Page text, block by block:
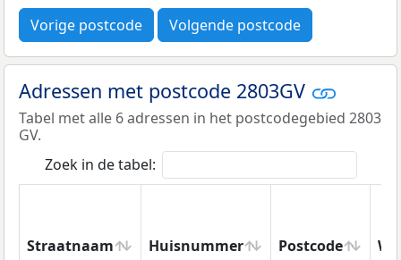
Vorige postcode Volgende postcode
Adressen met postcode 2803GV
Tabel met alle 6 adressen in het postcodegebied 2803
GV.
Zoek in de tabel:
Straatnaam Huisnummer Postcode